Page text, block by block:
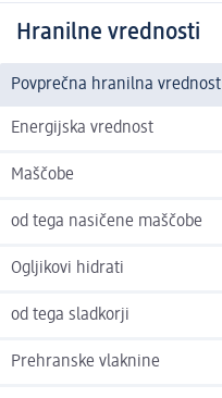
Hranilne vrednosti
Povprečna hranilna vrednost
Energijska vrednost
Maščobe
od tega nasičene maščobe
Ogljikovi hidrati
od tega sladkorji
Prehranske vlaknine